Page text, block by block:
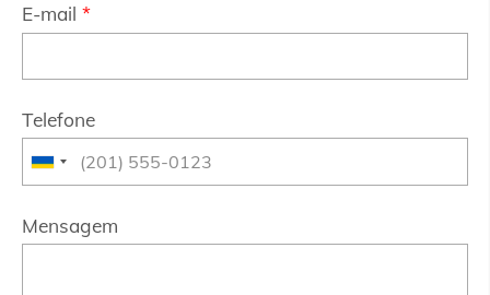
E-mail *
Telefone
Mensagem